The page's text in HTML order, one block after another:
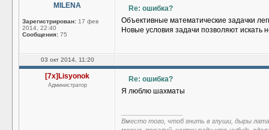
MILENA
Зарегистрирован: 17 фев
2014, 22:40
Сообщения: 75
Re: ошибка?
Объективные математические задачки
Новые условия задачи позволяют
03 окт 2014, 11:20
[7x]Lisyonok
Администратор
Re: ошибка?
Я люблю шахматы
Вместо того, чтоб гнить в глуши, дыры